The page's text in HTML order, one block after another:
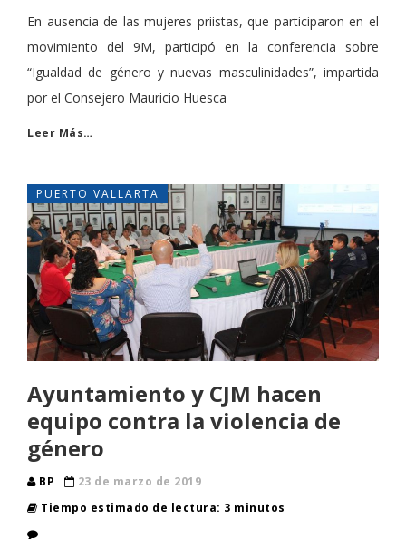
En ausencia de las mujeres priistas, que participaron en el
movimiento del 9M, participó en la conferencia sobre
“Igualdad de género y nuevas masculinidades”, impartida
por el Consejero Mauricio Huesca
Leer Más…
PUERTO VALLARTA
Ayuntamiento y CJM hacen
equipo contra la violencia de
género
BP
23 de marzo de 2019
Tiempo estimado de lectura: 3 minutos